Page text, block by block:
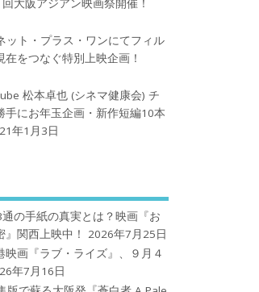
大阪アジアン映画祭開催！
ット・プラス・ワンにてフィル
をつなぐ特別上映企画！
松本卓也 (シネマ健康会) チ
手にお年玉企画・新作短編10本
年1月3日
の手紙の真実とは？映画『お
関西上映中！
2026年7月25日
映画『ラブ・ライズ』、９月４
年7月16日